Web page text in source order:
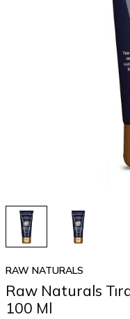
RAW NATURALS
Raw Naturals
100 Ml